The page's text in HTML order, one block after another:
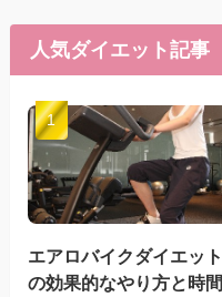
人気ダイエット記事
エアロバイクダイエット
の効果的なやり方と時間